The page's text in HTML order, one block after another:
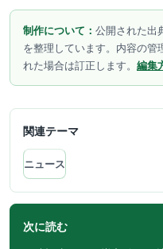
制作について： 公開された出
を整理しています。内容の管
れた場合は訂正します。 編集
関連テーマ
ニュース
次に読む